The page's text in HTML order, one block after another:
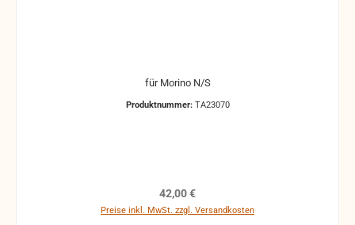
für Morino N/S
Produktnummer: TA23070
Regulärer Preis:
42,00 €
Preise inkl. MwSt. zzgl. Versandkosten